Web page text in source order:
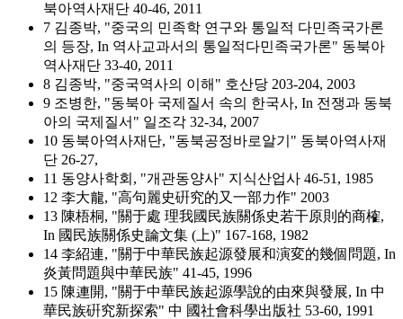
북아역사재단 40-46, 2011
7 김종박, "중국의 민족학 연구와 통일적 다민족국가론
의 등장, In 역사교과서의 통일적다민족국가론" 동북아
역사재단 33-40, 2011
8 김종박, "중국역사의 이해" 호산당 203-204, 2003
9 조병한, "동북아 국제질서 속의 한국사, In 전쟁과 동북
아의 국제질서" 일조각 32-34, 2007
10 동북아역사재단, "동북공정바로알기" 동북아역사재
단 26-27,
11 동양사학회, "개관동양사" 지식산업사 46-51, 1985
12 李大龍, "高句麗史硏究的又一部力作" 2003
13 陳梧桐, "關于處 理我國民族關係史若干原則的商榷,
In 國民族關係史論文集 (上)" 167-168, 1982
14 李紹連, "關于中華民族起源發展和演変的幾個問題, In
炎黃問題與中華民族" 41-45, 1996
15 陳連開, "關于中華民族起源學說的由來與發展, In 中
華民族硏究新探索" 中 國社會科學出版社 53-60, 1991